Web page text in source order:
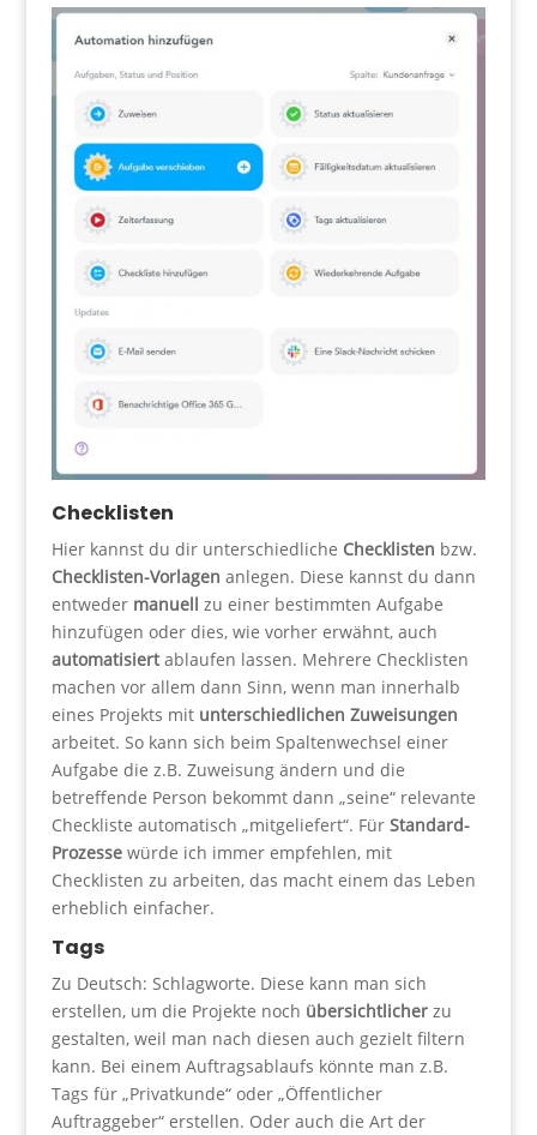
Checklisten
Hier kannst du dir unterschiedliche Checklisten bzw.
Checklisten-Vorlagen anlegen. Diese kannst du dann
entweder manuell zu einer bestimmten Aufgabe
hinzufügen oder dies, wie vorher erwähnt, auch
automatisiertablaufen lassen. Mehrere Checklisten
machen vor allem dann Sinn, wenn man innerhalb
eines Projekts mit unterschiedlichen Zuweisungen
arbeitet. So kann sich beim Spaltenwechsel einer
Aufgabe die z.B. Zuweisung ändern und die
betreffende Person bekommt dann „seine“ relevante
Checkliste automatisch „mitgeliefert“. Für Standard-
Prozessewürde ich immer empfehlen, mit
Checklisten zu arbeiten, das macht einem das Leben
erheblich einfacher.
Tags
Zu Deutsch: Schlagworte. Diese kann man sich
erstellen, um die Projekte noch übersichtlicher zu
gestalten, weil man nach diesen auch gezielt filtern
kann. Bei einem Auftragsablaufs könnte man z.B.
Tags für „Privatkunde“ oder „Öffentlicher
Auftraggeber“ erstellen. Oder auch die Art der